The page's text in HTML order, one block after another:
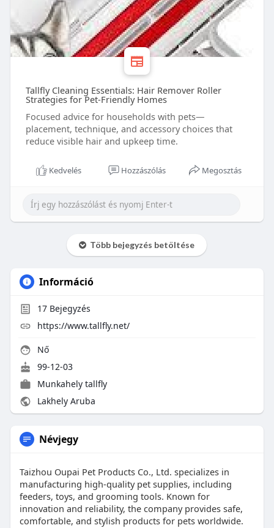
Tallfly Cleaning Essentials: Hair Remover Roller
Strategies for Pet-Friendly Homes
Focused advice for households with pets—
placement, technique, and accessory choices that
reduce visible hair and upkeep time.
Kedvelés Hozzászólás Megosztás
Több bejegyzés betöltése
Információ
17Bejegyzés
https://www.tallfly.net/
Nő
99-12-03
Munkahely tallfly
Lakhely Aruba
Névjegy
Taizhou Oupai Pet Products Co., Ltd. specializes in
manufacturing high-quality pet supplies, including
feeders, toys, and grooming tools. Known for
innovation and reliability, the company provides safe,
comfortable, and stylish products for pets worldwide.